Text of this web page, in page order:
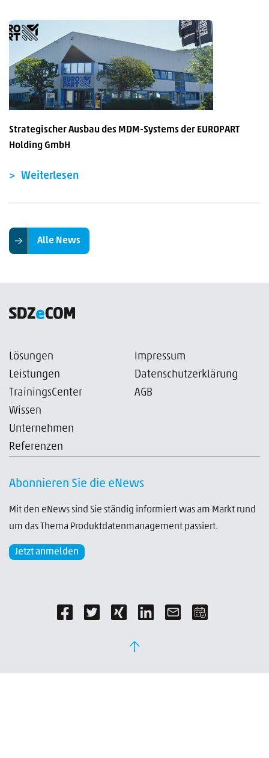
Strategischer Ausbau des MDM-Systems der EUROPART
Holding GmbH
Weiterlesen
Alle News
Lösungen
Leistungen
TrainingsCenter
Wissen
Unternehmen
Referenzen
Impressum
Datenschutzerklärung
AGB
Abonnieren Sie die eNews
Mit den eNews sind Sie ständig informiert was am Markt rund
um das Thema Produktdatenmanagement passiert.
Jetzt anmelden